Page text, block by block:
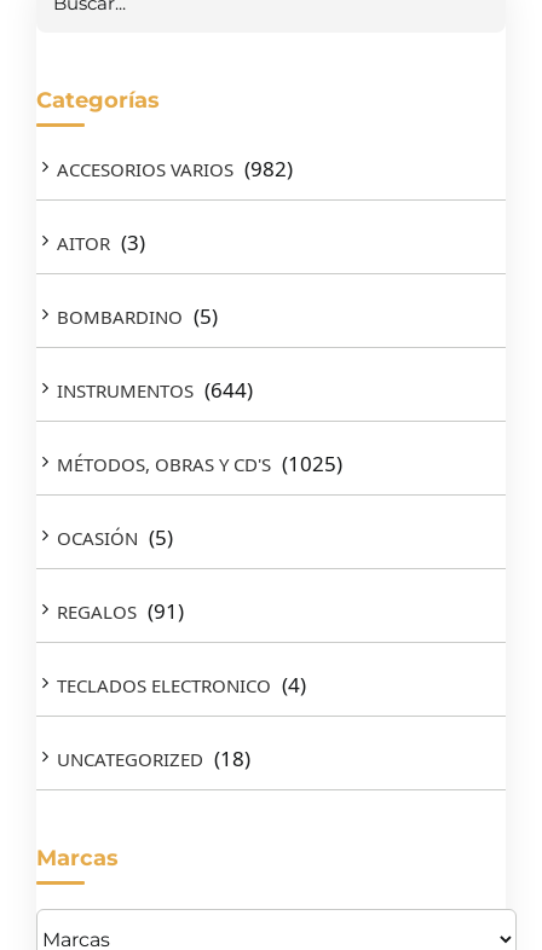
Categorías
ACCESORIOS VARIOS (982)
AITOR (3)
BOMBARDINO (5)
INSTRUMENTOS (644)
MÉTODOS, OBRAS Y CD'S (1025)
OCASIÓN (5)
REGALOS (91)
TECLADOS ELECTRONICO (4)
UNCATEGORIZED (18)
Marcas